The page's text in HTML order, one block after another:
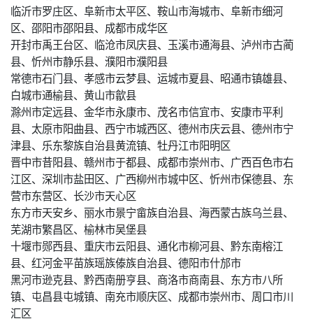
临沂市罗庄区、阜新市太平区、鞍山市海城市、阜新市细河
区、邵阳市邵阳县、成都市成华区
开封市禹王台区、临沧市凤庆县、玉溪市通海县、泸州市古蔺
县、忻州市静乐县、濮阳市濮阳县
常德市石门县、孝感市云梦县、运城市夏县、昭通市镇雄县、
白城市通榆县、黄山市歙县
滁州市定远县、金华市永康市、茂名市信宜市、安康市平利
县、太原市阳曲县、西宁市城西区、德州市庆云县、德州市宁
津县、乐东黎族自治县黄流镇、牡丹江市阳明区
晋中市昔阳县、赣州市于都县、成都市崇州市、广西百色市右
江区、深圳市盐田区、广西柳州市城中区、忻州市保德县、东
营市东营区、长沙市天心区
东方市天安乡、丽水市景宁畲族自治县、海西蒙古族乌兰县、
芜湖市繁昌区、榆林市吴堡县
十堰市郧西县、重庆市云阳县、通化市柳河县、黔东南榕江
县、红河金平苗族瑶族傣族自治县、德阳市什邡市
黑河市逊克县、黔西南册亨县、商洛市商南县、东方市八所
镇、屯昌县屯城镇、南充市顺庆区、成都市崇州市、周口市川
汇区